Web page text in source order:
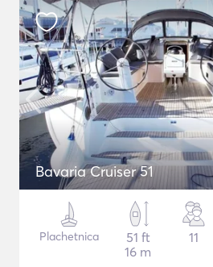
Bavaria Cruiser 51
Plachetnica
51 ft
16 m
11